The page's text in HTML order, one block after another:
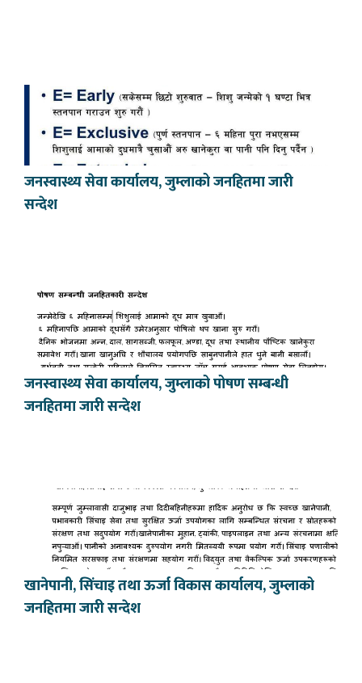
जनस्वास्थ्य सेवा कार्यालय, जुम्लाको जनहितमा जारी
सन्देश
जनस्वास्थ्य सेवा कार्यालय, जुम्लाको पोषण सम्बन्धी
जनहितमा जारी सन्देश
खानेपानी, सिंचाइ तथा ऊर्जा विकास कार्यालय, जुम्लाको
जनहितमा जारी सन्देश